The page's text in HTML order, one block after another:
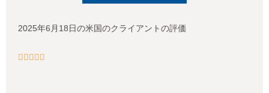
2025年6月18日の米国のクライアントの評価
